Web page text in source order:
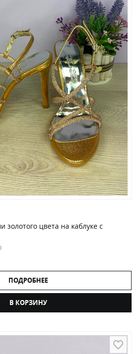
золотого цвета на каблуке с
ПОДРОБНЕЕ
В КОРЗИНУ